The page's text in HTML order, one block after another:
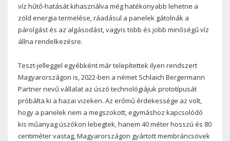
víz hűtő-hatását kihasználva még hatékonyabb lehetne a
zöld energia termelése, ráadásul a panelek gátolnák a
párolgást és az algásodást, vagyis több és jobb minőségű víz
állna rendelkezésre.
Teszt-jelleggel egyébként már telepítettek ilyen rendszert
Magyarországon is, 2022-ben a német Schlaich Bergermann
Partner nevű vállalat az úszó technológiájuk prototípusát
próbálta ki a hazai vizeken. Az erőmű érdekessége az volt,
hogy a panelek nem a megszokott, egymáshoz kapcsolódó
kis műanyag úszókon lebegtek, hanem 40 méter hosszú és 80
centiméter vastag, Magyarországon gyártott membráncsövek